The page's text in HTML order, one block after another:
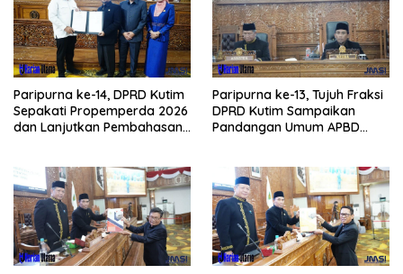
Paripurna ke-14, DPRD Kutim
Sepakati Propemperda 2026
dan Lanjutkan Pembahasan
Paripurna ke-13, Tujuh Fraksi
DPRD Kutim Sampaikan
Pandangan Umum APBD